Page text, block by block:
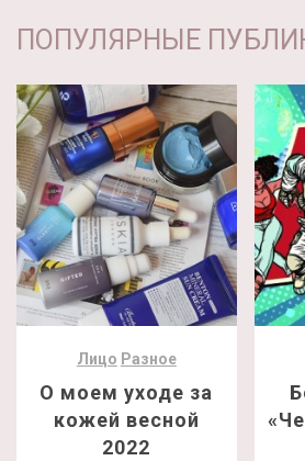
ПОПУЛЯРНЫЕ
Лицо Разное
О моем уходе за
кожей весной
2022